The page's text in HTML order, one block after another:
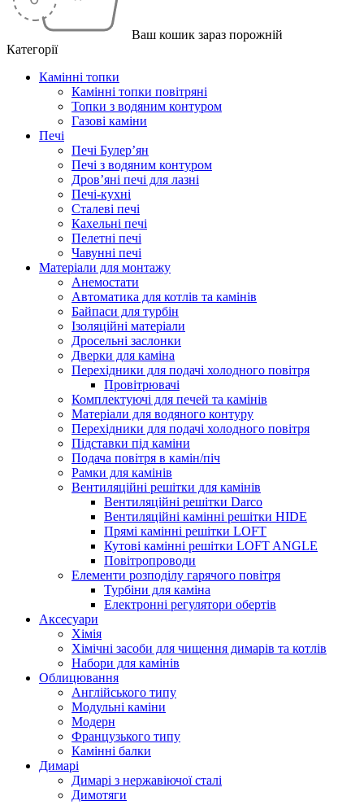
Ваш кошик зараз порожній
Категорії
Камінні топки
Камінні топки повітряні
Топки з водяним контуром
Газові каміни
Печі
Печі Булер’ян
Печі з водяним контуром
Дров’яні печі для лазні
Печі-кухні
Сталеві печі
Кахельні печі
Пелетні печі
Чавунні печі
Матеріали для монтажу
Анемостати
Автоматика для котлів та камінів
Байпаси для турбін
Ізоляційні матеріали
Дросельні заслонки
Дверки для каміна
Перехідники для подачі холодного повітря
Провітрювачі
Комплектуючі для печей та камінів
Матеріали для водяного контуру
Перехідники для подачі холодного повітря
Підставки під каміни
Подача повітря в камін/піч
Рамки для камінів
Вентиляційні решітки для камінів
Вентиляційні решітки Darco
Вентиляційні камінні решітки HIDE
Прямі камінні решітки LOFT
Кутові камінні решітки LOFT ANGLE
Повітропроводи
Елементи розподілу гарячого повітря
Турбіни для каміна
Електронні регулятори обертів
Аксесуари
Хімія
Хімічні засоби для чищення димарів та котлів
Набори для камінів
Облицювання
Англійського типу
Модульні каміни
Модерн
Французького типу
Камінні балки
Димарі
Димарі з нержавіючої сталі
Димотяги